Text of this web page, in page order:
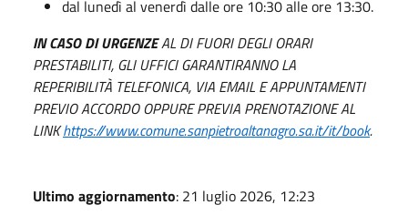
dal lunedì al venerdì dalle ore 10:30 alle ore 13:30.
IN CASO DI URGENZEAL DI FUORI DEGLI ORARI
PRESTABILITI, GLI UFFICI GARANTIRANNO LA
REPERIBILITÀ TELEFONICA, VIA EMAIL E APPUNTAMENTI
PREVIO ACCORDO OPPURE PREVIA PRENOTAZIONE AL
LINKhttps://www.comune.sanpietroaltanagro.sa.it/it/book.
Ultimo aggiornamento: 21 luglio 2026, 12:23